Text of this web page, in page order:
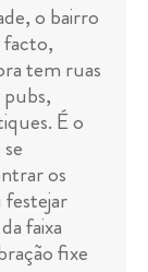
o bairro
facto,
tem ruas
É o
os
faixa
fixe